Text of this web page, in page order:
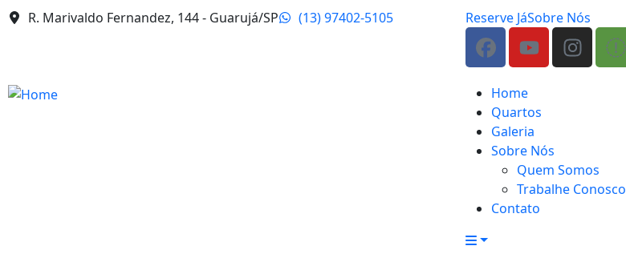
R. Marivaldo Fernandez, 144 - Guarujá/SP (13) 97402-5105 Reserve JáSobre Nós
Home
Quartos
Galeria
Sobre Nós
Quem Somos
Trabalhe Conosco
Contato